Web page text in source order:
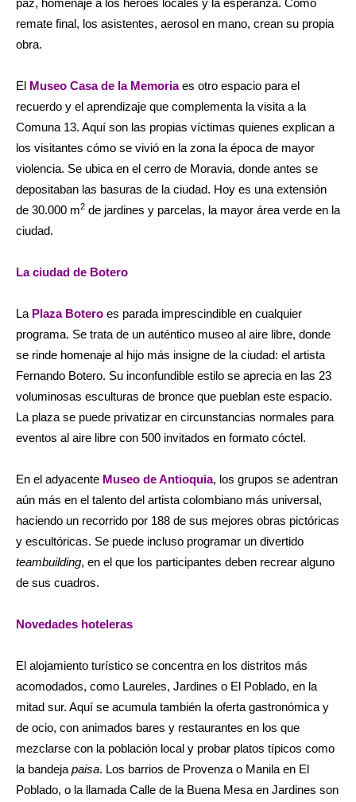
paz, homenaje a los héroes locales y la esperanza. Como
remate final, los asistentes, aerosol en mano, crean su propia
obra.
El Museo Casa de la Memoriaes otro espacio para el
recuerdo y el aprendizaje que complementa la visita a la
Comuna 13. Aquí son las propias víctimas quienes explican a
los visitantes cómo se vivió en la zona la época de mayor
violencia. Se ubica en el cerro de Moravia, donde antes se
depositaban las basuras de la ciudad. Hoy es una extensión
de 30.000 m2 de jardines y parcelas, la mayor área verde en la
ciudad.
La ciudad de Botero
La Plaza Botero es parada imprescindible en cualquier
programa. Se trata de un auténtico museo al aire libre, donde
se rinde homenaje al hijo más insigne de la ciudad: el artista
Fernando Botero. Su inconfundible estilo se aprecia en las 23
voluminosas esculturas de bronce que pueblan este espacio.
La plaza se puede privatizar en circunstancias normales para
eventos al aire libre con 500 invitados en formato cóctel.
En el adyacente Museo de Antioquia, los grupos se adentran
aún más en el talento del artista colombiano más universal,
haciendo un recorrido por 188 de sus mejores obras pictóricas
y escultóricas. Se puede incluso programar un divertido
teambuilding, en el que los participantes deben recrear alguno
de sus cuadros.
Novedades hoteleras
El alojamiento turístico se concentra en los distritos más
acomodados, como Laureles, Jardines o El Poblado, en la
mitad sur. Aquí se acumula también la oferta gastronómica y
de ocio, con animados bares y restaurantes en los que
mezclarse con la población local y probar platos típicos como
la bandeja paisa. Los barrios de Provenza o Manila en El
Poblado, o la llamada Calle de la Buena Mesa en Jardines son